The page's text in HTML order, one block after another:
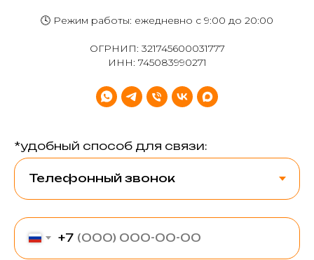
🕓 Режим работы: ежедневно с 9:00 до 20:00
ОГРНИП: 321745600031777
ИНН: 745083990271
*удобный способ для связи:
+7